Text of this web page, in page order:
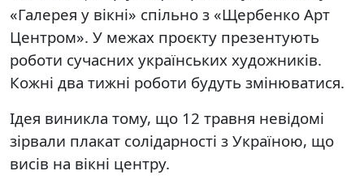
«Галерея у вікні» спільно з «Щербенко Арт
Центром». У межах проєкту презентують
роботи сучасних українських художників.
Кожні два тижні роботи будуть змінюватися.
Ідея виникла тому, що 12 травня невідомі
зірвали плакат солідарності з Україною, що
висів на вікні центру.